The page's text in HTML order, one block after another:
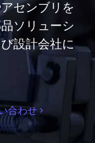
センブリを
ソリューシ
設計会社に
合わせ